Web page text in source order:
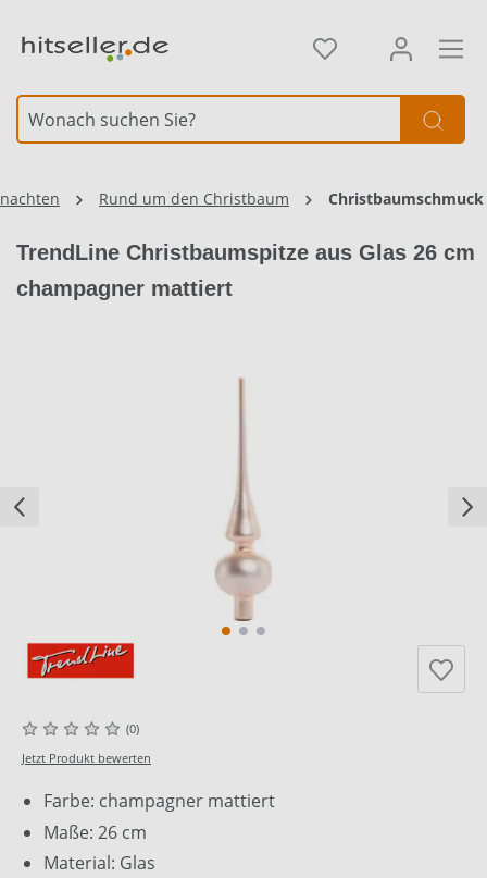
Rund um den Christbaum Christbaumschmuck
TrendLine Christbaumspitze aus Glas 26 cm
champagner mattiert
(0)
Jetzt Produkt bewerten
Farbe: champagner mattiert
Maße: 26 cm
Material: Glas